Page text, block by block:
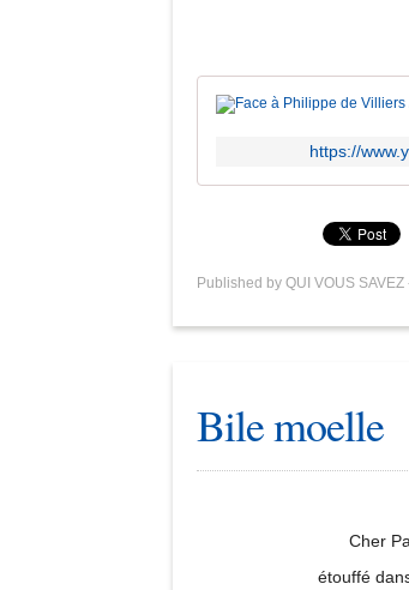
https://
Published by QUI VOUS SAVEZ
Bile moelle
Cher
étouffé